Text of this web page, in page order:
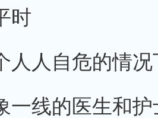
时
人人自危的情况
一线的医生和